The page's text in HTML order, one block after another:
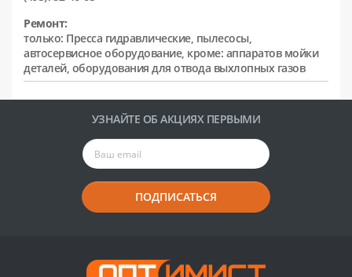
Ремонт:
только: Пресса гидравлические, пылесосы,
автосервисное оборудование, кроме: аппаратов мойки
деталей, оборудования для отвода выхлопных газов
УЗНАЙТЕ ОБ АКЦИЯХ ПЕРВЫМИ
ПОДПИСАТЬСЯ